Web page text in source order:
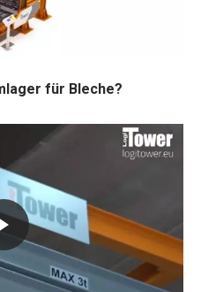
für Bleche?